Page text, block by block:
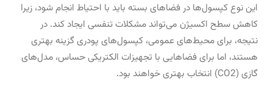
این نوع کپسول‌ها در فضاهای بسته باید با احتیاط انجام شود، زیرا
کاهش سطح اکسیژن می‌تواند مشکلات تنفسی ایجاد کند. در
نتیجه، برای محیط‌های عمومی، کپسول‌های پودری گزینه بهتری
هستند، اما برای فضاهایی با تجهیزات الکتریکی حساس، مدل‌های
گازی (CO2) انتخاب بهتری خواهند بود.